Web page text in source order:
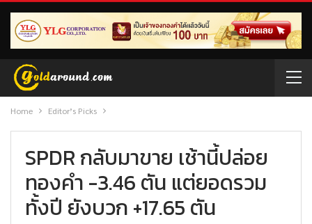
Home Editor’s Picks
SPDR กลับมาขาย เช้านี้ปล่อย
ทองคำ -3.46 ตัน แต่ยอดรวม
ทั้งปี ยังบวก +17.65 ตัน